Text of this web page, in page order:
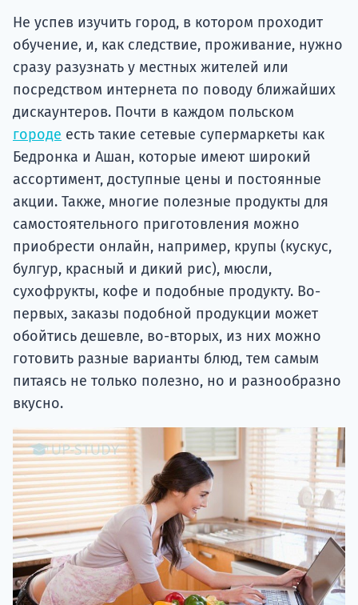
Не успев изучить город, в котором проходит
обучение, и, как следствие, проживание, нужно
сразу разузнать у местных жителей или
посредством интернета по поводу ближайших
дискаунтеров. Почти в каждом польском
городе есть такие сетевые супермаркеты как
Бедронка и Ашан, которые имеют широкий
ассортимент, доступные цены и постоянные
акции. Также, многие полезные продукты для
самостоятельного приготовления можно
приобрести онлайн, например, крупы (кускус,
булгур, красный и дикий рис), мюсли,
сухофрукты, кофе и подобные продукту. Во-
первых, заказы подобной продукции может
обойтись дешевле, во-вторых, из них можно
готовить разные варианты блюд, тем самым
питаясь не только полезно, но и разнообразно
вкусно.